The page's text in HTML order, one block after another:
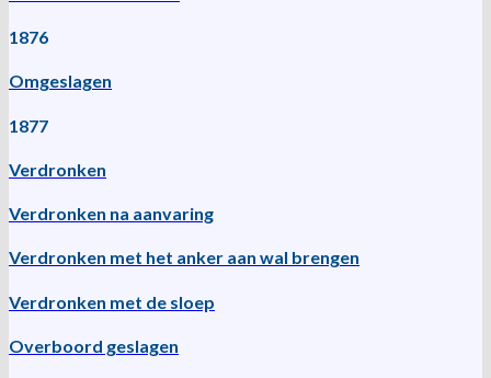
1876
Omgeslagen
1877
Verdronken
Verdronken na aanvaring
Verdronken met het anker aan wal brengen
Verdronken met de sloep
Overboord geslagen